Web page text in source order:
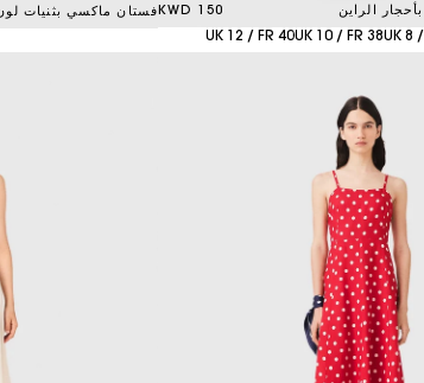
الراين 150 KWD
UK 8
UK 10 / FR 38
UK 12 / FR 40
فستان ماكسي بثنيات